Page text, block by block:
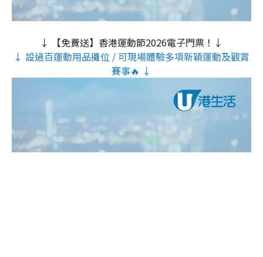
↓ 【免費送】香港運動節2026電子門票！↓
↓ 設過百運動用品攤位 / 可現場體驗多項新穎運動及觀賞
賽事🔥 ↓